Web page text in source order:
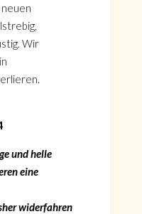
Wir
und helle
eine
widerfahren